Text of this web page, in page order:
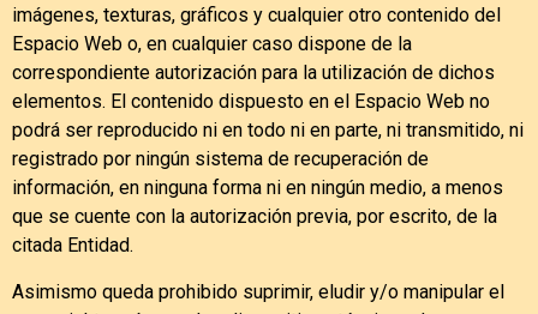
imágenes, texturas, gráficos y cualquier otro contenido del
Espacio Web o, en cualquier caso dispone de la
correspondiente autorización para la utilización de dichos
elementos. El contenido dispuesto en el Espacio Web no
podrá ser reproducido ni en todo ni en parte, ni transmitido, ni
registrado por ningún sistema de recuperación de
información, en ninguna forma ni en ningún medio, a menos
que se cuente con la autorización previa, por escrito, de la
citada Entidad.
Asimismo queda prohibido suprimir, eludir y/o manipular el